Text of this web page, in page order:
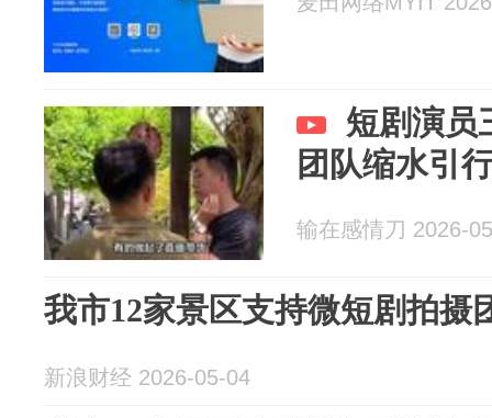
短剧演员
团队缩水引
输在感情刀 2026-
我市12家景区支持微短剧拍摄
新浪财经 2026-05-04